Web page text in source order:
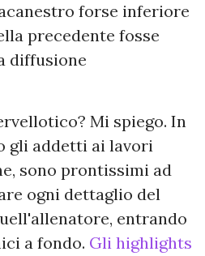
forse inferiore
precedente fosse
diffusione
Mi spiego. In
gli addetti ai lavori
sono prontissimi ad
ogni dettaglio del
entrando
a fondo. Gli highlights